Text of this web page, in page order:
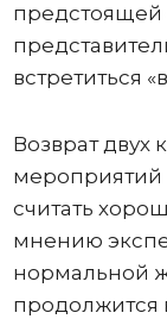
предстоящей
встретиться
Возврат двух
считать
мнению
нормальной
продолжится